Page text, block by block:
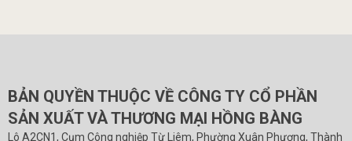
BẢN QUYỀN THUỘC VỀ CÔNG TY CỔ PHẦN
SẢN XUẤT VÀ THƯƠNG MẠI HỒNG BÀNG
Lô A2CN1, Cụm Công nghiệp Từ Liêm, Phường Xuân Phương, Thành